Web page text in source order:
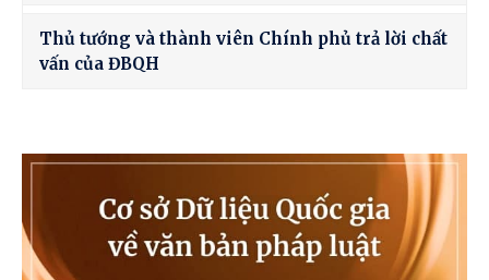
Thủ tướng và thành viên Chính phủ trả lời chất
vấn của ĐBQH